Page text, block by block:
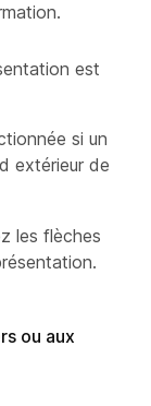
est
si un
extérieur de
les flèches
ou aux